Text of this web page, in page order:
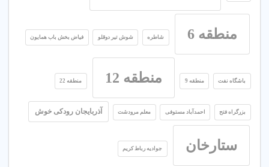
منطقه 6 شاطره شوش تیر دوقلو فیاض بخش باب همایون
باشگاه نفت منطقه 9 منطقه 12 منطقه 22
بزرگراه فتح احمدآباد مستوفی معلم مرودشت آذربایجان رودکی خوش
ستارخان جوادیه رباط کریم